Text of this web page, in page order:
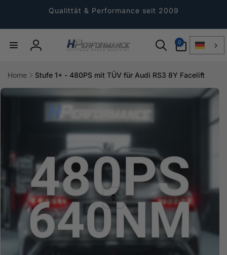
Qualittät & Performance seit 2009
Einloggen
0
Artikel
Home Stufe 1+ - 480PS mit TÜV für Audi RS3 8Y Facelift